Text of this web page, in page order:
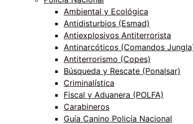
Ambiental y Ecológica
Antidisturbios (Esmad)
Antiexplosivos Antiterrorista
Antinarcóticos (Comandos
Antiterrorismo (Copes)
Búsqueda y Rescate (Ponalsar)
Criminalística
Fiscal y Aduanera (POLFA)
Carabineros
Guía Canino Policía Nacional